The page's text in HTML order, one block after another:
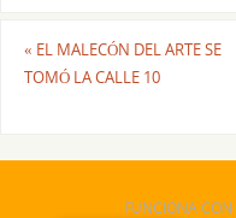
« EL MALECÓN DEL ARTE SE
TOMÓ LA CALLE 10
FUNCIONA CON